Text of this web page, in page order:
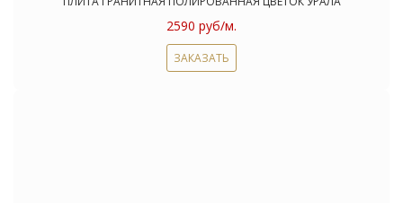
2590 руб/м.
ЗАКАЗАТЬ